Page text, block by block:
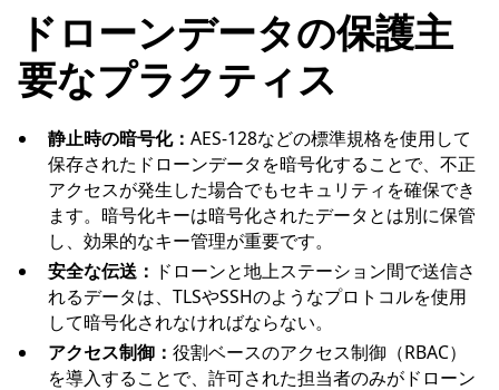
ドローンデータの保護主
要なプラクティス
静止時の暗号化：AES-128などの標準規格を使用して
保存されたドローンデータを暗号化することで、不正
アクセスが発生した場合でもセキュリティを確保でき
ます。暗号化キーは暗号化されたデータとは別に保管
し、効果的なキー管理が重要です。
安全な伝送： ドローンと地上ステーション間で送信さ
れるデータは、TLSやSSHのようなプロトコルを使用
して暗号化されなければならない。
アクセス制御：役割ベースのアクセス制御（RBAC）
を導入することで、許可された担当者のみがドローン